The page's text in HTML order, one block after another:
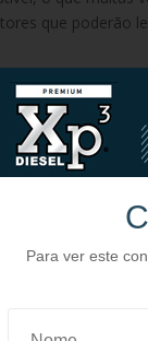
que poderão
Para ver este